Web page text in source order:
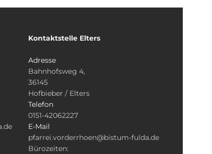
Kontaktstelle Elters
Adresse
Bahnhofsweg 4,
36145
Hofbieber / Elters
Telefon
0151-42062227
E-Mail
pfarrei.vorderrhoen@bistum-fulda.de
Bürozeiten: